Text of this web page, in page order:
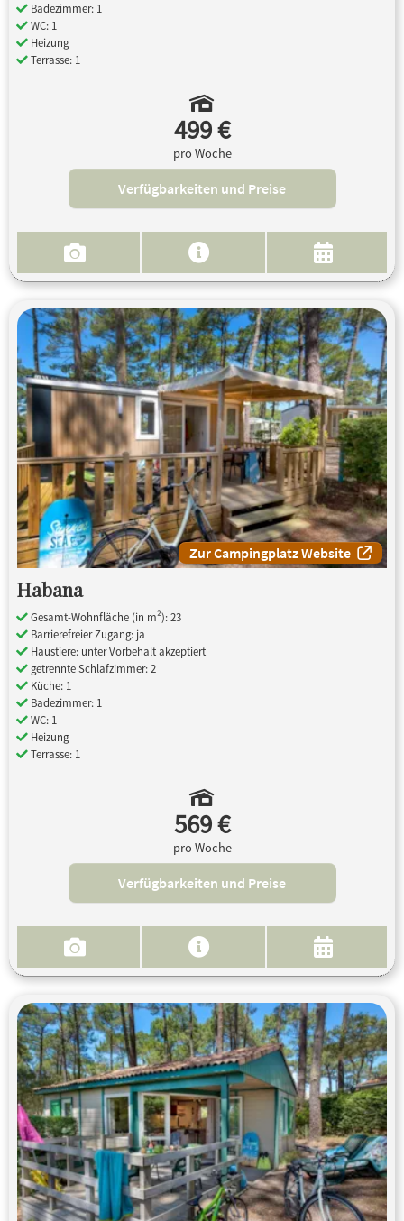
Badezimmer: 1
WC: 1
Heizung
Terrasse: 1
499 €
pro Woche
Verfügbarkeiten und Preise
Zur Campingplatz Website
Habana
Gesamt-Wohnfläche (in m²): 23
Barrierefreier Zugang: ja
Haustiere: unter Vorbehalt akzeptiert
getrennte Schlafzimmer: 2
Küche: 1
Badezimmer: 1
WC: 1
Heizung
Terrasse: 1
569 €
pro Woche
Verfügbarkeiten und Preise